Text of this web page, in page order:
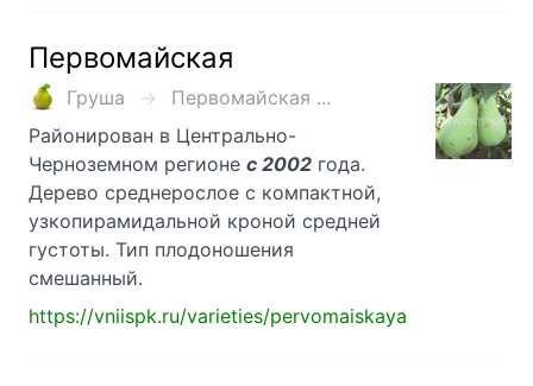
Первомайская
Груша
Первомайская ...
Районирован в Центрально-
Черноземном регионе с 2002 года.
Дерево среднерослое с компактной,
узкопирамидальной кроной средней
густоты. Тип плодоношения
смешанный.
https://vniispk.ru/varieties/pervomaiskaya